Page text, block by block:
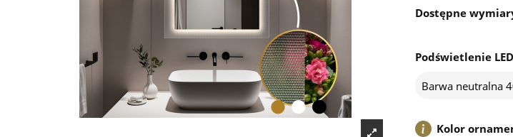
Podświetlenie LED
Barwa neutralna
Kolor
Dostępne